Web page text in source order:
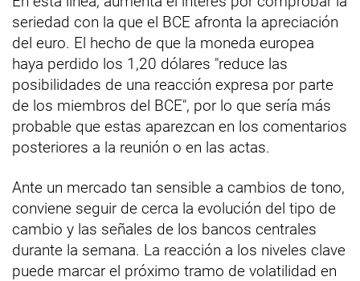
seriedad con la que el BCE afronta la apreciación
del euro. El hecho de que la moneda europea
haya perdido los 1,20 dólares "reduce las
posibilidades de una reacción expresa por parte
de los miembros del BCE", por lo que sería más
probable que estas aparezcan en los comentarios
posteriores a la reunión o en las actas.
Ante un mercado tan sensible a cambios de tono,
conviene seguir de cerca la evolución del tipo de
cambio y las señales de los bancos centrales
durante la semana. La reacción a los niveles clave
puede marcar el próximo tramo de volatilidad en